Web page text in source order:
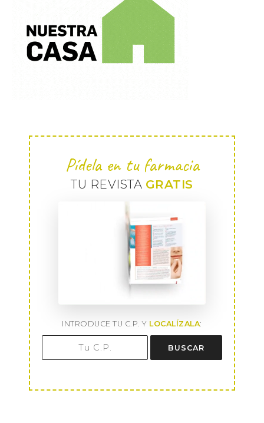
Pídela en tu farmacia
TU REVISTA GRATIS
INTRODUCE TU C.P. Y LOCALÍZALA:
BUSCAR